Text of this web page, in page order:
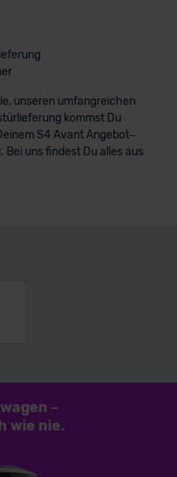
unseren umfangreichen
kommst Du
S4 Avant Angebot–
uns findest Du alles aus
–
wie nie.